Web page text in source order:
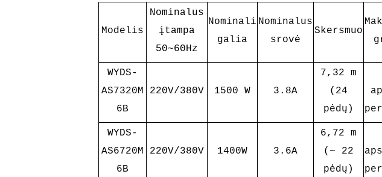
Modelis
Nominalus
įtampa
50~60Hz
Nominali
galia
Nominalus
srovė
Skersmuo
WYDS-
AS7320M
6B
220V/380V 1500 W 3.8A
7,32 m
(24
pėdų)
WYDS-
AS6720M
6B
220V/380V 1400W 3.6A
6,72 m
(~ 22
pėdų)